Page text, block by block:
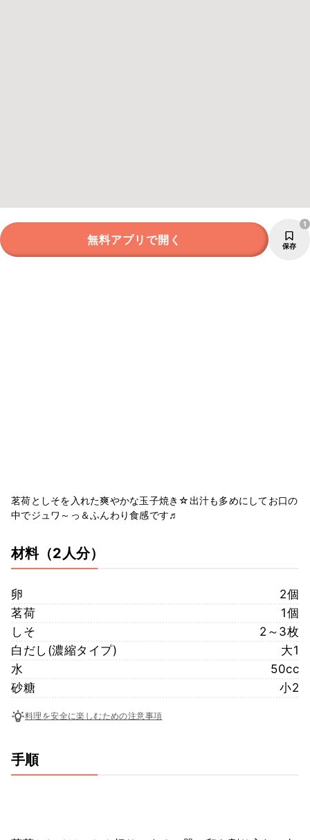
無料アプリで開く 保存
1
茗荷としそを入れた爽やかな玉子焼き☆出汁も多めにしてお口の
中でジュワ～っ＆ふんわり食感です♬
材料（2人分）
卵
2個
茗荷
1個
しそ
2～3枚
白だし(濃縮タイプ)
大1
水
50cc
砂糖
小2
料理を安全に楽しむための注意事項
手順